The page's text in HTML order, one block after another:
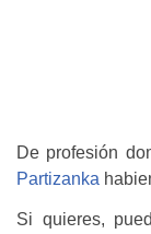
De profesión
Partizanka
Si quieres,